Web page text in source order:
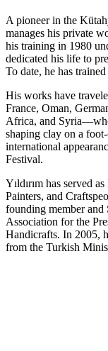
A pioneer in the
manages his private
his training in 1980
dedicated his life to
To date, he has
His works have
France, Oman,
Africa, and
shaping clay on a
international
Festival.
Yıldırım has served
Painters, and
founding member and
Association for the
Handicrafts. In 2005,
from the Turkish